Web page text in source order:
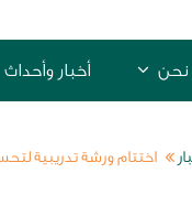
أخبار وأحداث
اختتام ورشة تدريبية